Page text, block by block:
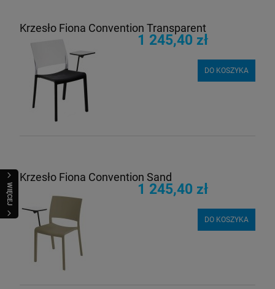
WIĘCEJ
Krzesło Fiona Convention Transparent
1 245,40 zł
DO KOSZYKA
Krzesło Fiona Convention Sand
1 245,40 zł
DO KOSZYKA